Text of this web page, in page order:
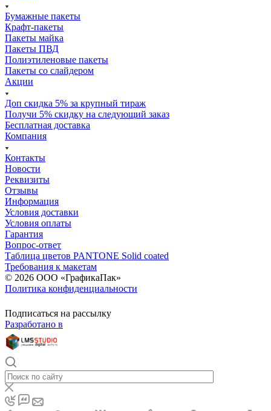
Бумажные пакеты
Крафт-пакеты
Пакеты майка
Пакеты ПВД
Полиэтиленовые пакеты
Пакеты со слайдером
Акции
Доп скидка 5% за крупный тираж
Получи 5% скидку на следующий заказ
Бесплатная доставка
Компания
Контакты
Новости
Реквизиты
Отзывы
Информация
Условия доставки
Условия оплаты
Гарантия
Вопрос-ответ
Таблица цветов PANTONE Solid coated
Требования к макетам
© 2026 ООО «ГрафикаПак»
Политика конфиденциальности
Подписаться на рассылку
Разработано в